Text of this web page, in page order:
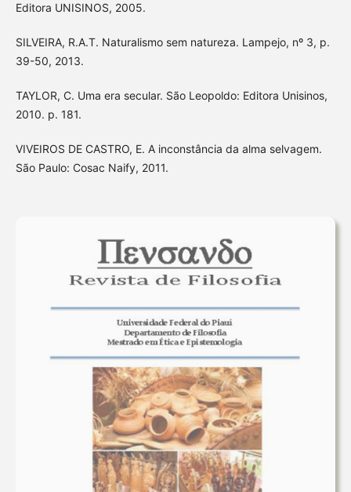
Editora UNISINOS, 2005.
SILVEIRA, R.A.T. Naturalismo sem natureza. Lampejo, nº 3, p.
39-50, 2013.
TAYLOR, C. Uma era secular. São Leopoldo: Editora Unisinos,
2010. p. 181.
VIVEIROS DE CASTRO, E. A inconstância da alma selvagem.
São Paulo: Cosac Naify, 2011.